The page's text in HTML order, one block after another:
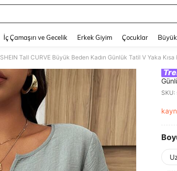
İç Çamaşırı ve Gecelik Erkek Giyim Çocuklar
SHEIN Tall CURVE Büyük Beden Kadın Günlük Tatil V Yaka